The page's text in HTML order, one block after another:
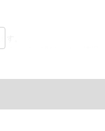
す。
レッチ／UVカット／透湿
が低下します)